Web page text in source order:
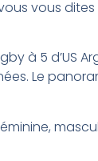
vous
à 5 d’US
Le